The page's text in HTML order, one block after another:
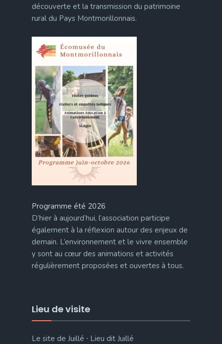
découverte et la transmission du patrimoine
rural du Pays Montmorillonnais.
Programme été 2026
D’hier à aujourd’hui, l’association participe
également à la réflexion autour des enjeux de
demain. L’environnement et le vivre ensemble
y sont au cœur des animations et activités
régulièrement proposées et ouvertes à tous.
Lieu de visite
Le site de Juillé ∙ Lieu dit Juillé